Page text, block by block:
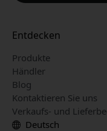
Entdecken
Produkte
Händler
Blog
Kontaktieren Sie uns
Verkaufs- und
Deutsch